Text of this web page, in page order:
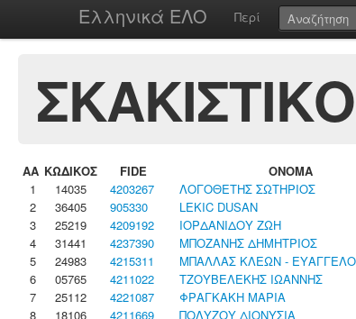
Ελληνικά ΕΛΟ Περί
ΑΑ ΚΩΔΙΚΟΣ FIDE ΟΝΟΜΑ
1
14035 4203267 ΛΟΓΟΘΕΤΗΣ ΣΩΤΗΡΙΟΣ
2
36405 905330 LEKIC DUSAN
3
25219 4209192 ΙΟΡΔΑΝΙΔΟΥ ΖΩΗ
4
31441 4237390 ΜΠΟΖΑΝΗΣ ΔΗΜΗΤΡΙΟΣ
5
24983 4215311 ΜΠΑΛΛΑΣ ΚΛΕΩΝ -
6
05765 4211022 ΤΖΟΥΒΕΛΕΚΗΣ ΙΩΑΝΝΗΣ
7
25112 4221087 ΦΡΑΓΚΑΚΗ ΜΑΡΙΑ
8
18106 4211669 ΠΟΛΥΖΟΥ ΔΙΟΝΥΣΙΑ